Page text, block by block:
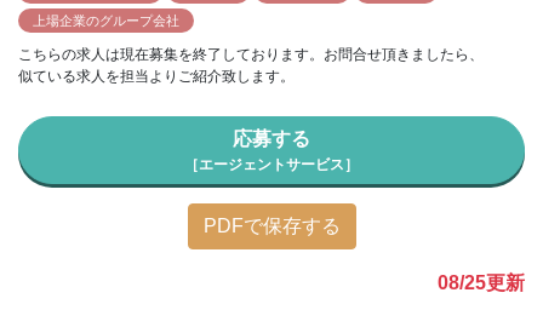
上場企業のグループ会社
こちらの求人は現在募集を終了しております。お問合せ頂きましたら、
似ている求人を担当よりご紹介致します。
応募する
［エージェントサービス］
PDFで保存する
08/25更新